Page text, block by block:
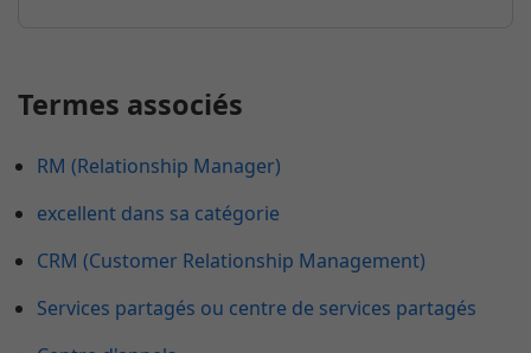
Termes associés
RM (Relationship Manager)
excellent dans sa catégorie
CRM (Customer Relationship Management)
Services partagés ou centre de services partagés